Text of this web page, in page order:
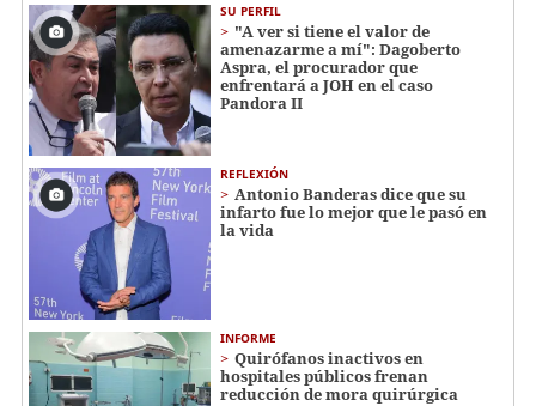
SU PERFIL
"A ver si tiene el valor de
amenazarme a mí": Dagoberto
Aspra, el procurador que
enfrentará a JOH en el caso
Pandora II
REFLEXIÓN
Antonio Banderas dice que su
infarto fue lo mejor que le pasó en
la vida
INFORME
Quirófanos inactivos en
hospitales públicos frenan
reducción de mora quirúrgica